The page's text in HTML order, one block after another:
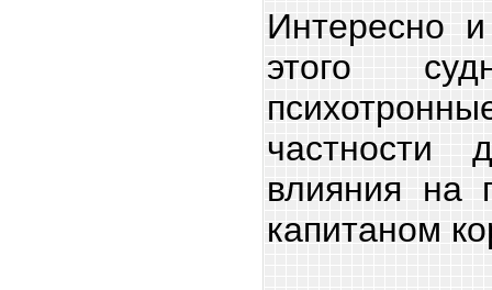
Интересно
этого
частности
влияния на
капитаном